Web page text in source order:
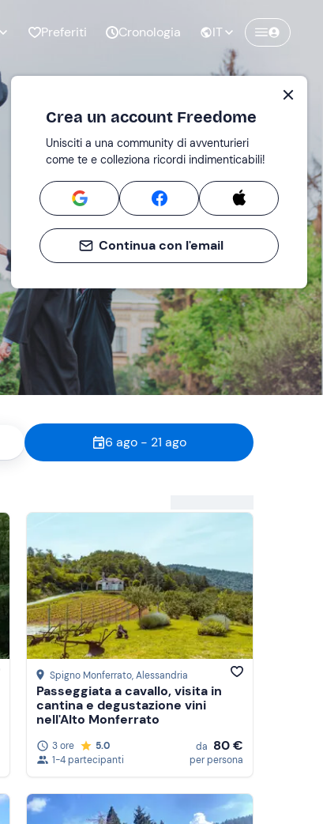
Compleanno
Addio al
Preferiti Cronologia IT
6 ago - 21 ago
Spigno Monferrato, Alessandria
Passeggiata a cavallo, visita in
cantina e degustazione vini
nell'Alto Monferrato
3 ore
5.0
1-4 partecipanti
da 80 €
per persona
Crea un account Freedome
Unisciti a una community di avventurieri
come te e colleziona ricordi indimenticabili!
Continua con l'email